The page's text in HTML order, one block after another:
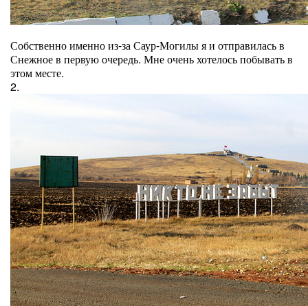
Собственно именно из-за Саур-Могилы я и отправилась в
Снежное в первую очередь. Мне очень хотелось побывать в
этом месте.
2.